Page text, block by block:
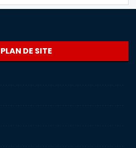
PLAN DE SITE